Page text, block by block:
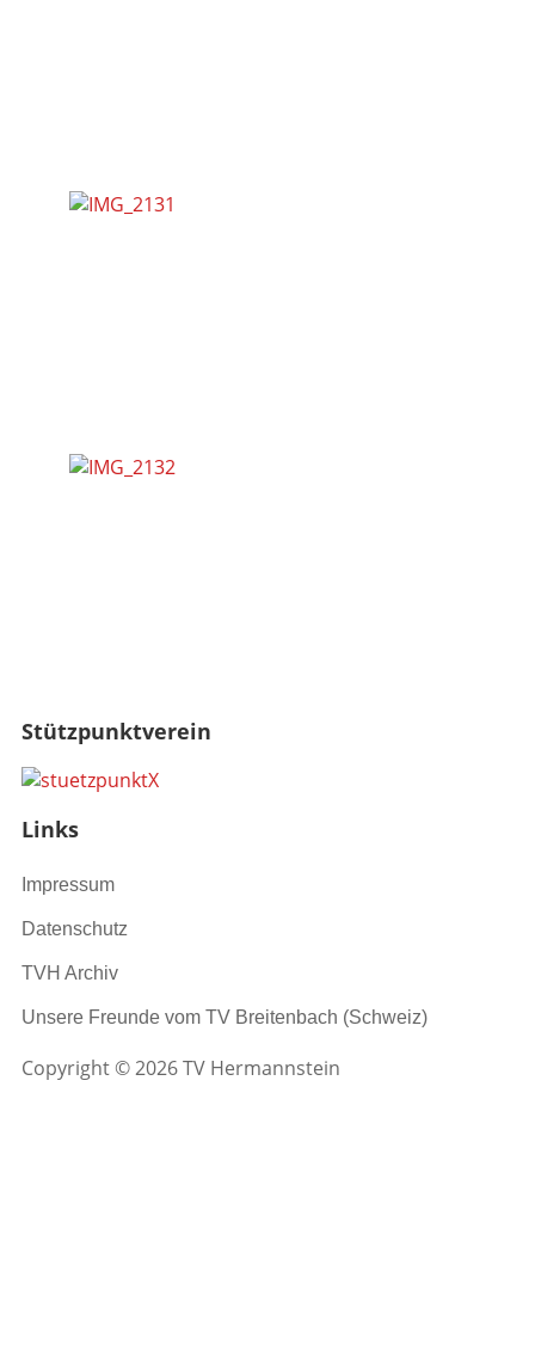
Stützpunktverein
Links
Impressum
Datenschutz
TVH Archiv
Unsere Freunde vom TV Breitenbach (Schweiz)
Copyright © 2026 TV Hermannstein